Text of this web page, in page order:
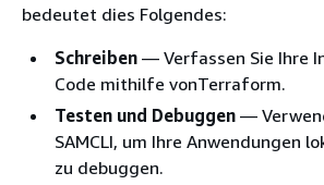
bedeutet dies Folgendes:
Schreiben — Verfassen Sie Ihre
Code mithilfe vonTerraform.
Testen und Debuggen —
SAMCLI, um Ihre Anwendungen
zu debuggen.